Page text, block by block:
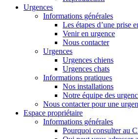
Urgences
Informations générales
Les étapes d’une prise
Venir en urgence
Nous contacter
Urgences
Urgences chiens
Urgences chats
Informations pratiques
Nos installations
Notre équipe des
Nous contacter pour une
Espace propriétaire
Informations générales
Pourquoi consulter au